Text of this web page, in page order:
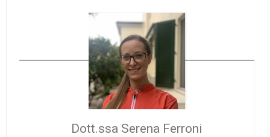
Dott.ssa Serena Ferroni